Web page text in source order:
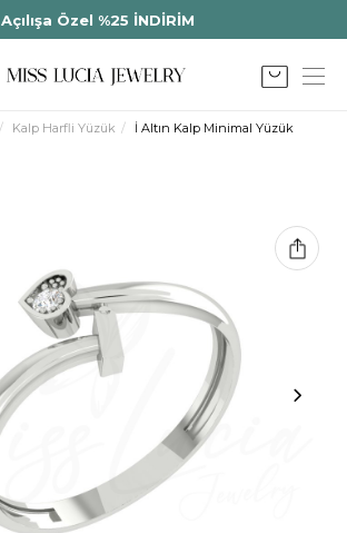
Açılışa Özel %25 İNDİRİM
Kalp Harfli Yüzük İ Altın Kalp Minimal Yüzük